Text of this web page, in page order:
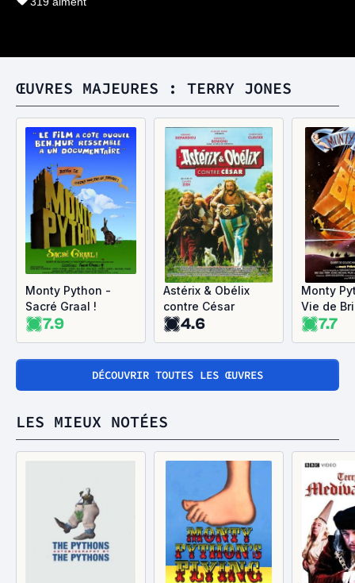
ŒUVRES MAJEURES : TERRY JONES
Monty Python -
Sacré Graal !
7.9
Astérix & Obélix
contre César
4.6
Monty
Vie de
7.7
DÉCOUVRIR TOUTES LES ŒUVRES
LES MIEUX NOTÉES